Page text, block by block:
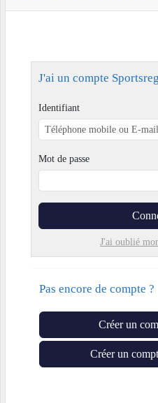
J'ai un compte
Identifiant
Mot de passe
J'ai oublié
Pas encore de compte ?
Créer un
Créer un